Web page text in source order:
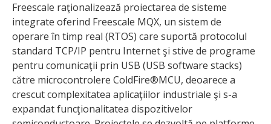
Freescale raţionalizează proiectarea de sisteme
integrate oferind Freescale MQX, un sistem de
operare în timp real (RTOS) care suportă protocolul
standard TCP/IP pentru Internet şi stive de programe
pentru comunicaţii prin USB (USB software stacks)
către microcontrolere ColdFire®MCU, deoarece a
crescut complexitatea aplicaţiilor industriale şi s-a
expandat funcţionalitatea dispozitivelor